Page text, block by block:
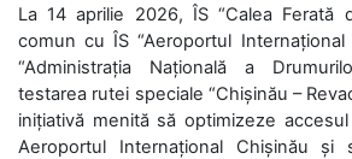
La 14 aprilie 2026, ÎS “Calea Ferată
comun cu ÎS “Aeroportul Internațional
“Administrația Națională a
testarea rutei speciale “Chișinău –
inițiativă menită să optimizeze
Aeroportul Internațional Chișinău și